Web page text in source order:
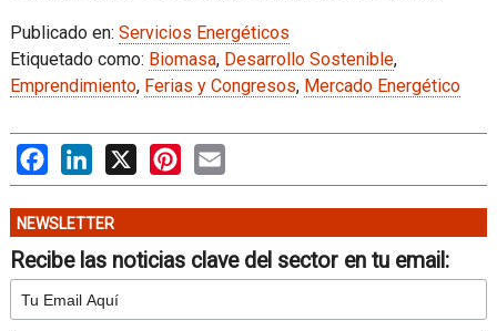
Publicado en: Servicios Energéticos
Etiquetado como: Biomasa, Desarrollo Sostenible,
Emprendimiento, Ferias y Congresos, Mercado Energético
FacebookLinkedIn
X PinterestEmail
NEWSLETTER
Recibe las noticias clave del sector en tu email: